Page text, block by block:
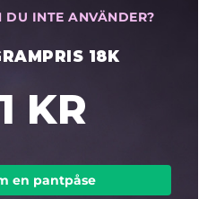
DU INTE ANVÄNDER?
18K
KR
en pantpåse